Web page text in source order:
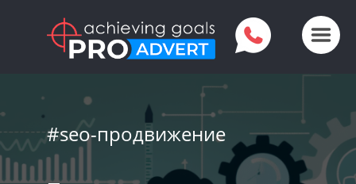
#seo-продвижение